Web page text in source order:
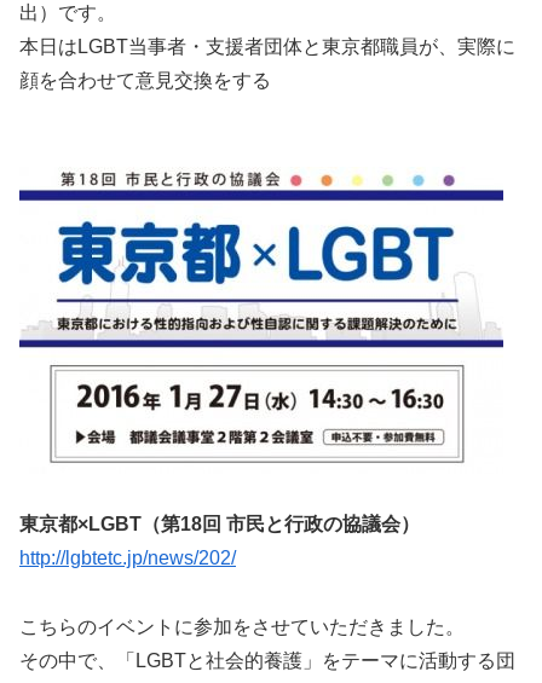
出）です。
本日はLGBT当事者・支援者団体と東京都職員が、実際に
顔を合わせて意見交換をする
東京都×LGBT（第18回 市民と行政の協議会）
http://lgbtetc.jp/news/202/
こちらのイベントに参加をさせていただきました。
その中で、「LGBTと社会的養護」をテーマに活動する団